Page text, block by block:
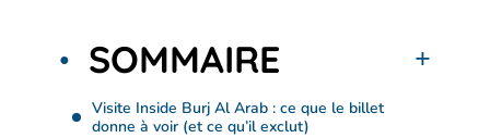
SOMMAIRE
Visite Inside Burj Al Arab : ce que le billet
donne à voir (et ce qu’il exclut)